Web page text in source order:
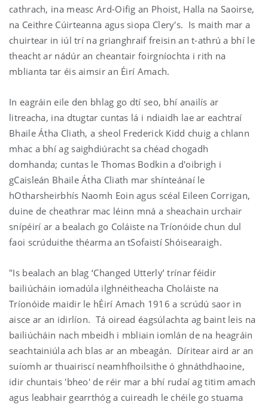
cathrach, ina measc Ard-Oifig an Phoist, Halla na Saoirse,
na Ceithre Cúirteanna agus siopa Clery's. Is maith mar a
chuirtear in iúl trí na grianghraif freisin an t-athrú a bhí le
theacht ar nádúr an cheantair foirgníochta i rith na
mblianta tar éis aimsir an Éirí Amach.
In eagráin eile den bhlag go dtí seo, bhí anailís ar
litreacha, ina dtugtar cuntas lá i ndiaidh lae ar eachtraí
Bhaile Átha Cliath, a sheol Frederick Kidd chuig a chlann
mhac a bhí ag saighdiúracht sa chéad chogadh
domhanda; cuntas le Thomas Bodkin a d'oibrigh i
gCaisleán Bhaile Átha Cliath mar shínteánaí le
hOtharsheirbhís Naomh Eoin agus scéal Eileen Corrigan,
duine de cheathrar mac léinn mná a sheachain urchair
snípéirí ar a bealach go Coláiste na Tríonóide chun dul
faoi scrúduithe théarma an tSofaistí Shóisearaigh.
"Is bealach an blag ‘Changed Utterly’ trínar féidir
bailiúcháin iomadúla ilghnéitheacha Choláiste na
Tríonóide maidir le hÉirí Amach 1916 a scrúdú saor in
aisce ar an idirlíon. Tá oiread éagsúlachta ag baint leis na
bailiúcháin nach mbeidh i mbliain iomlán de na heagráin
seachtainiúla ach blas ar an mbeagán. Díritear aird ar an
suíomh ar thuairiscí neamhfhoilsithe ó ghnáthdhaoine,
idir chuntais 'bheo' de réir mar a bhí rudaí ag titim amach
agus leabhair gearrthóg a cuireadh le chéile go stuama